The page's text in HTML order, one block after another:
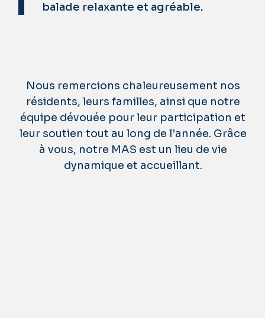
balade relaxante et agréable.
Nous remercions chaleureusement nos
résidents, leurs familles, ainsi que notre
équipe dévouée pour leur participation et
leur soutien tout au long de l’année. Grâce
à vous, notre MAS est un lieu de vie
dynamique et accueillant.